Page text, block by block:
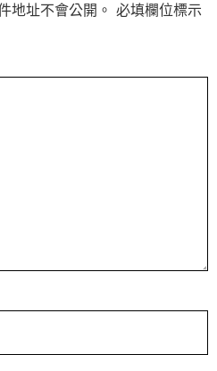
地址不會公開。 必填欄位標示